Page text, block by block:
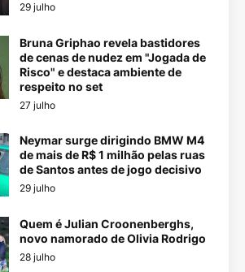
29 julho
Bruna Griphao revela bastidores
de cenas de nudez em "Jogada de
Risco" e destaca ambiente de
respeito no set
27 julho
Neymar surge dirigindo BMW M4
de mais de R$ 1 milhão pelas ruas
de Santos antes de jogo decisivo
29 julho
Quem é Julian Croonenberghs,
novo namorado de Olivia Rodrigo
28 julho